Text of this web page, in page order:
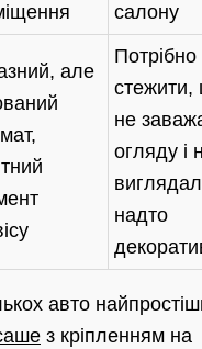
салону
але
Потрібно
не
огляду і
надто
авто
з кріпленням на